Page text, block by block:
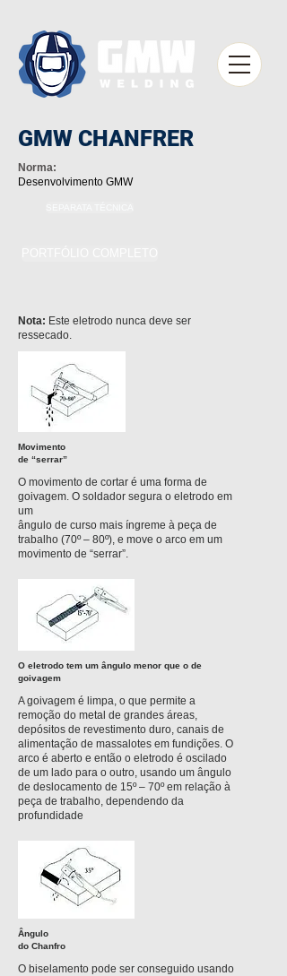
GMW CHANFRER
Norma:
Desenvolvimento GMW
Nota: Este eletrodo nunca deve ser
ressecado.
Movimento
de “serrar”
O movimento de cortar é uma forma de
goivagem. O soldador segura o eletrodo em
um
ângulo de curso mais íngreme à peça de
trabalho (70º – 80º), e move o arco em um
movimento de “serrar”.
O eletrodo tem um ângulo menor que o de
goivagem
A goivagem é limpa, o que permite a
remoção do metal de grandes áreas,
depósitos de revestimento duro, canais de
alimentação de massalotes em fundições. O
arco é aberto e então o eletrodo é oscilado
de um lado para o outro, usando um ângulo
de deslocamento de 15º – 70º em relação à
peça de trabalho, dependendo da
profundidade
Ângulo
do Chanfro
O biselamento pode ser conseguido usando